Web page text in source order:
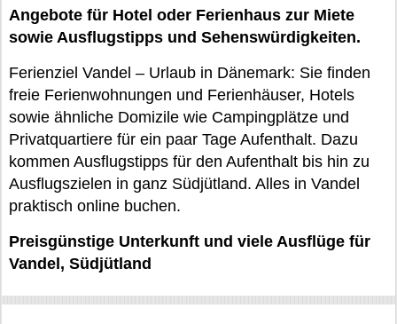
Angebote für Hotel oder Ferienhaus zur Miete
sowie Ausflugstipps und Sehenswürdigkeiten.
Ferienziel Vandel – Urlaub in Dänemark: Sie finden
freie Ferienwohnungen und Ferienhäuser, Hotels
sowie ähnliche Domizile wie Campingplätze und
Privatquartiere für ein paar Tage Aufenthalt. Dazu
kommen Ausflugstipps für den Aufenthalt bis hin zu
Ausflugszielen in ganz Südjütland. Alles in Vandel
praktisch online buchen.
Preisgünstige Unterkunft und viele Ausflüge für
Vandel, Südjütland